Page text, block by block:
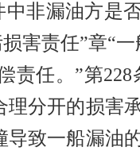
非漏油方是
害责任”章“
责任。”第228
理分开的损害
致一船漏油